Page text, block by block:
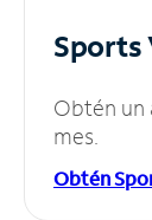
Sports
Obtén un
mes.
Obtén